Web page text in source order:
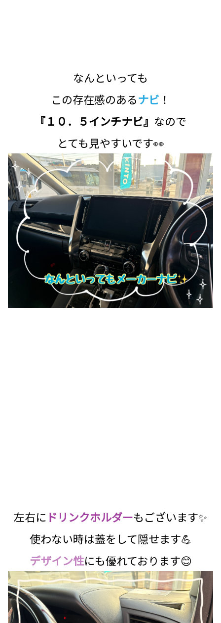
なんといっても
この存在感のあるナビ ！
『１０．５インチナビ』 なので
とても見やすいです👀
左右に ドリンクホルダーもございます✨
使わない時は蓋をして隠せます💪
デザイン性にも優れております😊